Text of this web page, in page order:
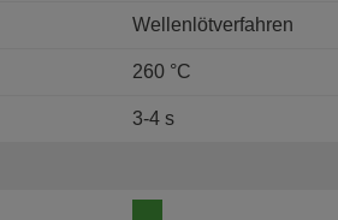
Wellenlötverfahren
260 °C
3-4 s